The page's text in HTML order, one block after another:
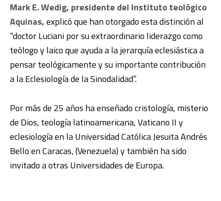
Mark E. Wedig, presidente del Instituto teológico
Aquinas,explicó que han otorgado esta distinción al
“doctor Luciani por su extraordinario liderazgo como
teólogo y laico que ayuda a la jerarquía eclesiástica a
pensar teológicamente y su importante contribución
a la Eclesiología de la Sinodalidad”.
Por más de 25 años ha enseñado cristología, misterio
de Dios, teología latinoamericana, Vaticano II y
eclesiología en la Universidad Católica Jesuita Andrés
Bello en Caracas, (Venezuela) y también ha sido
invitado a otras Universidades de Europa.